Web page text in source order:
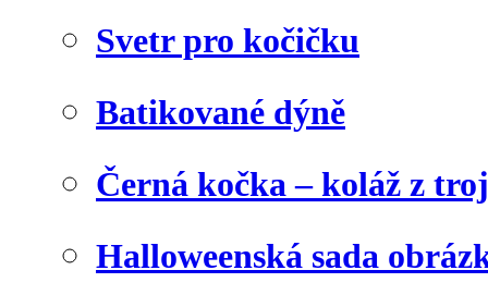
Svetr pro kočičku
Batikované dýně
Černá kočka – koláž z
Halloweenská sada